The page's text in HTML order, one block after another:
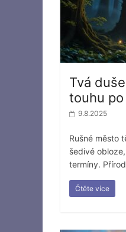
Tvá
touhu
9.8.2025
Rušné město
šedivé
termíny.
Čtěte více